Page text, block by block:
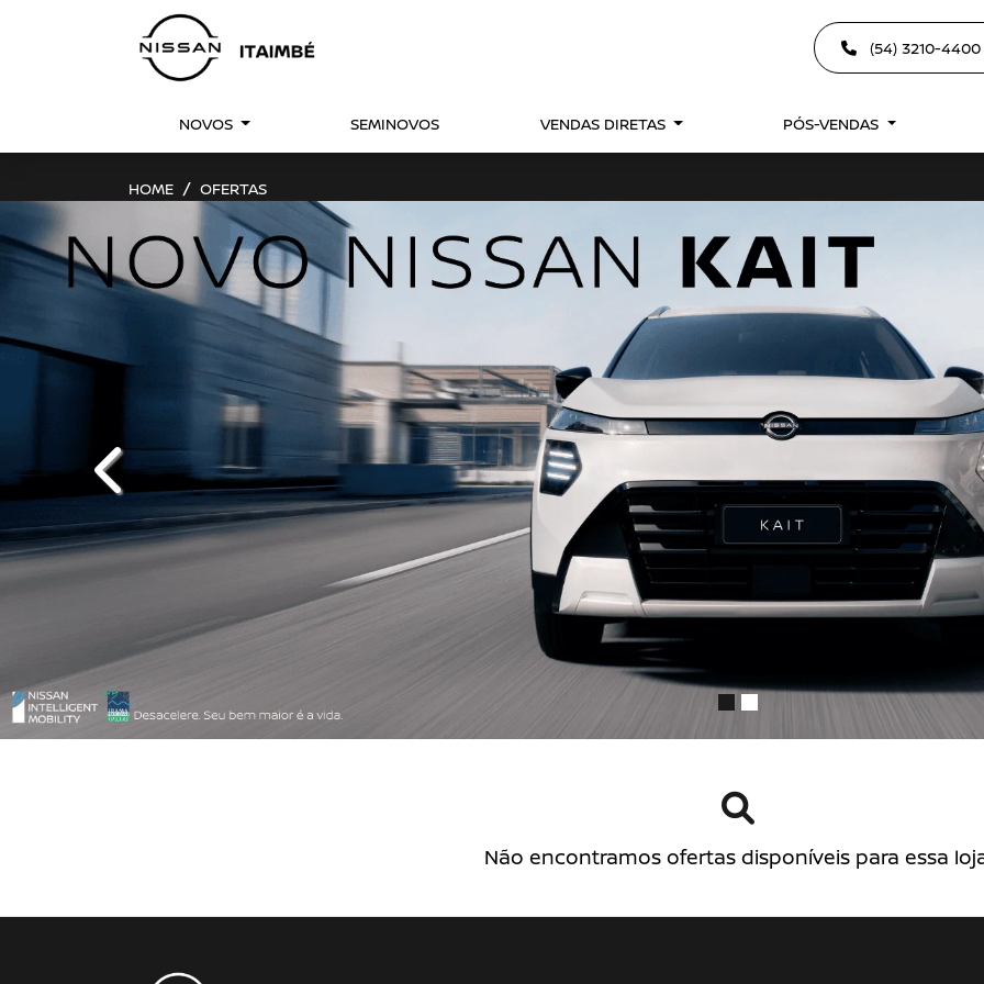
(54) 3210-
NOVOS SEMINOVOS VENDAS DIRETAS PÓS-VENDAS
HOME OFERTAS
templates.template-01.components.carousel.texts.control_prev
Não encontramos ofertas disponíveis para essa